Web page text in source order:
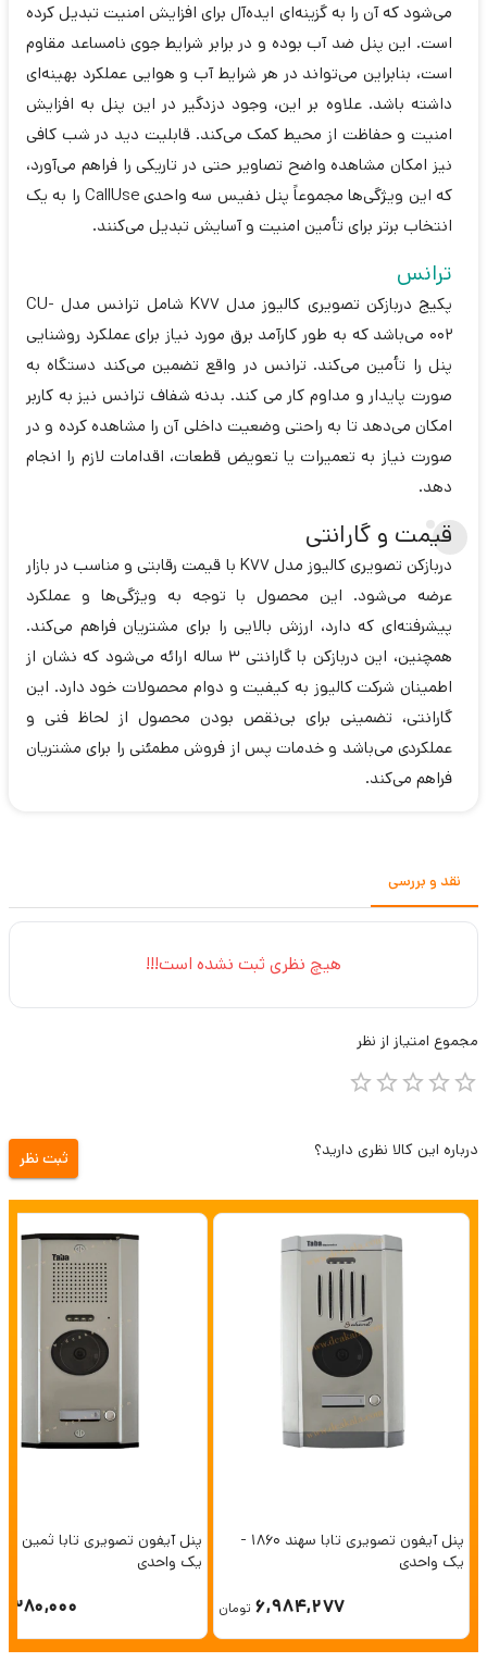
می‌شود که آن را به گزینه‌ای ایده‌آل برای افزایش امنیت تبدیل کرده
است. این پنل ضد آب بوده و در برابر شرایط جوی نامساعد مقاوم
است، بنابراین می‌تواند در هر شرایط آب و هوایی عملکرد بهینه‌ای
داشته باشد. علاوه بر این، وجود دزدگیر در این پنل به افزایش
امنیت و حفاظت از محیط کمک می‌کند. قابلیت دید در شب کافی
نیز امکان مشاهده واضح تصاویر حتی در تاریکی را فراهم می‌آورد،
که این ویژگی‌ها مجموعاً پنل نفیس سه واحدی CallUse را به یک
انتخاب برتر برای تأمین امنیت و آسایش تبدیل می‌کنند.
ترانس
پکیج دربازکن تصویری کالیوز مدل K77 شامل ترانس مدل CU-
002 می‌باشد که به طور کارآمد برق مورد نیاز برای عملکرد روشنایی
پنل را تأمین می‌کند. ترانس در واقع تضمین می‌کند دستگاه به
صورت پایدار و مداوم کار می کند. بدنه شفاف ترانس نیز به کاربر
امکان می‌دهد تا به راحتی وضعیت داخلی آن را مشاهده کرده و در
صورت نیاز به تعمیرات یا تعویض قطعات، اقدامات لازم را انجام
دهد.
قیمت و گارانتی
دربازکن تصویری کالیوز مدل K77 با قیمت رقابتی و مناسب در بازار
عرضه می‌شود. این محصول با توجه به ویژگی‌ها و عملکرد
پیشرفته‌ای که دارد، ارزش بالایی را برای مشتریان فراهم می‌کند.
همچنین، این دربازکن با گارانتی 3 ساله ارائه می‌شود که نشان از
اطمینان شرکت کالیوز به کیفیت و دوام محصولات خود دارد. این
گارانتی، تضمینی برای بی‌نقص بودن محصول از لحاظ فنی و
عملکردی می‌باشد و خدمات پس از فروش مطمئنی را برای مشتریان
فراهم می‌کند.
نقد و بررسی
مجموع امتیاز از نظر
درباره این کالا نظری دارید؟ ثبت نظر
هیچ نظری ثبت نشده است!!!
پنل آیفون تصویری تابا سهند 1860 -
یک واحدی
6,984,277 تومان
یک واحدی